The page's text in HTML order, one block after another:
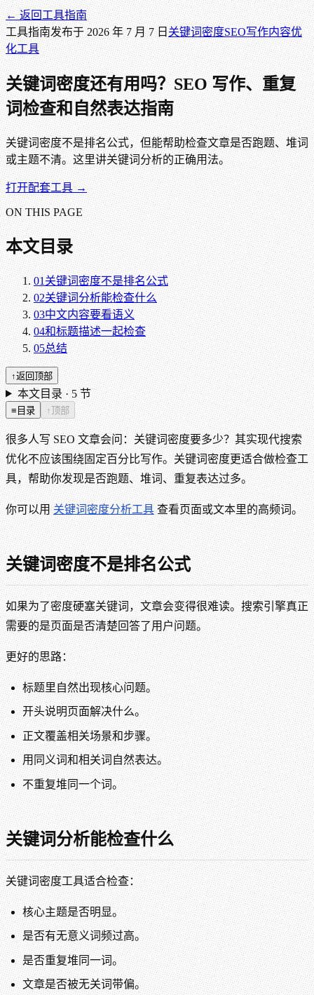
← 返回工具指南
工具指南发布于2026 年 7 月 7 日关键词密度SEO写作内容优
化工具
关键词密度还有用吗？SEO 写作、重复
词检查和自然表达指南
关键词密度不是排名公式，但能帮助检查文章是否跑题、堆词
或主题不清。这里讲关键词分析的正确用法。
打开配套工具 →
ON THIS PAGE
本文目录
01关键词密度不是排名公式
02关键词分析能检查什么
03中文内容要看语义
04和标题描述一起检查
05总结
↑返回顶部
本文目录 ·5节
≡ 目录 ↑顶部
很多人写 SEO 文章会问：关键词密度要多少？其实现代搜索
优化不应该围绕固定百分比写作。关键词密度更适合做检查工
具，帮助你发现是否跑题、堆词、重复表达过多。
你可以用关键词密度分析工具查看页面或文本里的高频词。
关键词密度不是排名公式
如果为了密度硬塞关键词，文章会变得很难读。搜索引擎真正
需要的是页面是否清楚回答了用户问题。
更好的思路：
标题里自然出现核心问题。
开头说明页面解决什么。
正文覆盖相关场景和步骤。
用同义词和相关词自然表达。
不重复堆同一个词。
关键词分析能检查什么
关键词密度工具适合检查：
核心主题是否明显。
是否有无意义词频过高。
是否重复堆同一词。
文章是否被无关词带偏。